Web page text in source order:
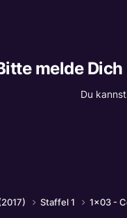
melde
Du
Staffel 1 1x03 -